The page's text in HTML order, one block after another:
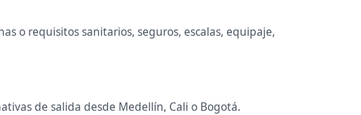
o requisitos sanitarios, seguros, escalas, equipaje,
de salida desde Medellín, Cali o Bogotá.